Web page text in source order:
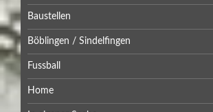
Baustellen
Böblingen / Sindelfingen
Fussball
Home